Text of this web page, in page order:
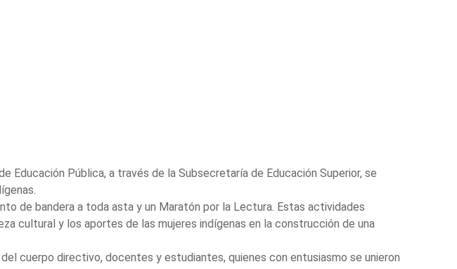
Pública, a través de la Subsecretaría de Educación Superior, se
de bandera a toda asta y un Maratón por la Lectura. Estas actividades
cultural y los aportes de las mujeres indígenas en la construcción de una
cuerpo directivo, docentes y estudiantes, quienes con entusiasmo se unieron